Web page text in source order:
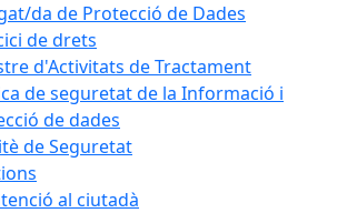
da de Protecció de Dades
de drets
d'Activitats de Tractament
de seguretat de la Informació i
de dades
de Seguretat
al ciutadà